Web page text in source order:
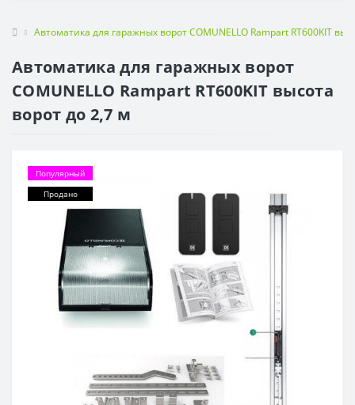
Автоматика для гаражных ворот COMUNELLO Rampart RT600KIT
Автоматика для гаражных ворот
COMUNELLO Rampart RT600KIT высота
ворот до 2,7 м
Популярный
Продано